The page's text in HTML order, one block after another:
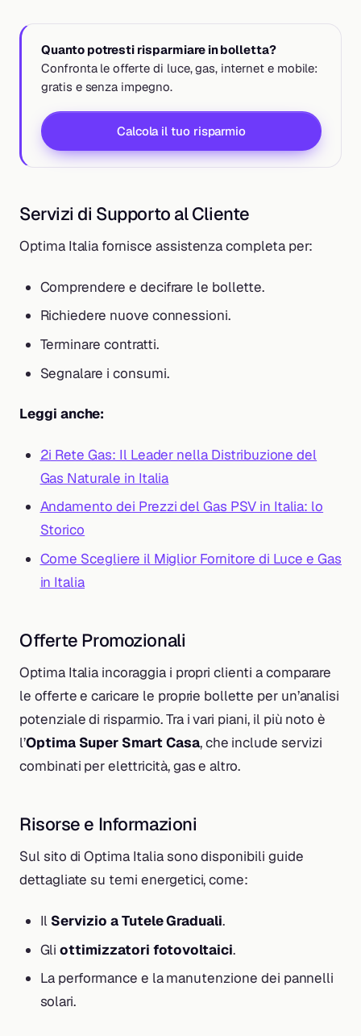
Quanto potresti risparmiare in bolletta?
Confronta le offerte di luce, gas, internet e mobile:
gratis e senza impegno.
Calcola il tuo risparmio
Servizi di Supporto al Cliente
Optima Italia fornisce assistenza completa per:
Comprendere e decifrare le bollette.
Richiedere nuove connessioni.
Terminare contratti.
Segnalare i consumi.
Leggi anche:
2i Rete Gas: Il Leader nella Distribuzione del
Gas Naturale in Italia
Andamento dei Prezzi del Gas PSV in Italia: lo
Storico
Come Scegliere il Miglior Fornitore di Luce e Gas
in Italia
Offerte Promozionali
Optima Italia incoraggia i propri clienti a comparare
le offerte e caricare le proprie bollette per un’analisi
potenziale di risparmio. Tra i vari piani, il più noto è
l’Optima Super Smart Casa, che include servizi
combinati per elettricità, gas e altro.
Risorse e Informazioni
Sul sito di Optima Italia sono disponibili guide
dettagliate su temi energetici, come:
Il Servizio a Tutele Graduali.
Gliottimizzatori fotovoltaici.
La performance e la manutenzione dei pannelli
solari.